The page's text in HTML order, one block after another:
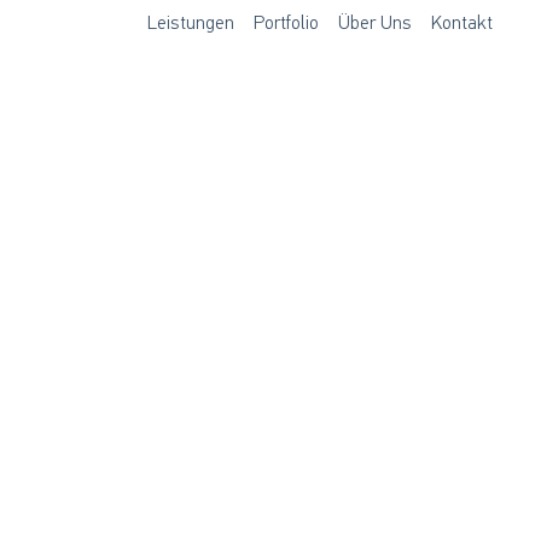
Leistungen Portfolio Über Uns Kontakt